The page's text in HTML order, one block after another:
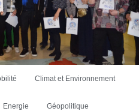
Climat et Environnement
Energie Géopolitique